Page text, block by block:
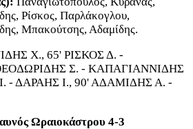
Ρίσκος, Παρλάκογλου,
Μπακούτσης, Αδαμίδης.
Χ., 65' ΡΙΣΚΟΣ Δ. -
Σ. - ΚΑΠΑΓΙΑΝΝΙΔΗΣ
- ΔΑΡΑΗΣ Ι., 90' ΑΔΑΜΙΔΗΣ Α. -
Ωραιοκάστρου 4-3